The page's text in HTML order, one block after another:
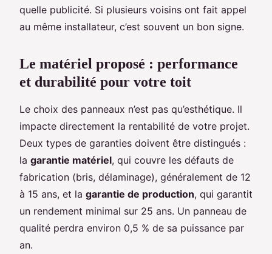
quelle publicité. Si plusieurs voisins ont fait appel
au même installateur, c’est souvent un bon signe.
Le matériel proposé : performance
et durabilité pour votre toit
Le choix des panneaux n’est pas qu’esthétique. Il
impacte directement la rentabilité de votre projet.
Deux types de garanties doivent être distingués :
la garantie matériel, qui couvre les défauts de
fabrication (bris, délaminage), généralement de 12
à 15 ans, et la garantie de production, qui garantit
un rendement minimal sur 25 ans. Un panneau de
qualité perdra environ 0,5 % de sa puissance par
an.